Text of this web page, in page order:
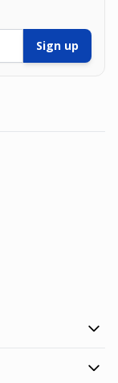
Sign up